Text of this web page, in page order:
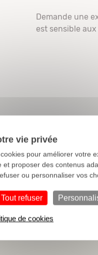
Demande une
est sensible
Conditions
vie privée
pour améliorer votre
et proposer des contenus
ou personnaliser vos
Tout refuser
de cookies